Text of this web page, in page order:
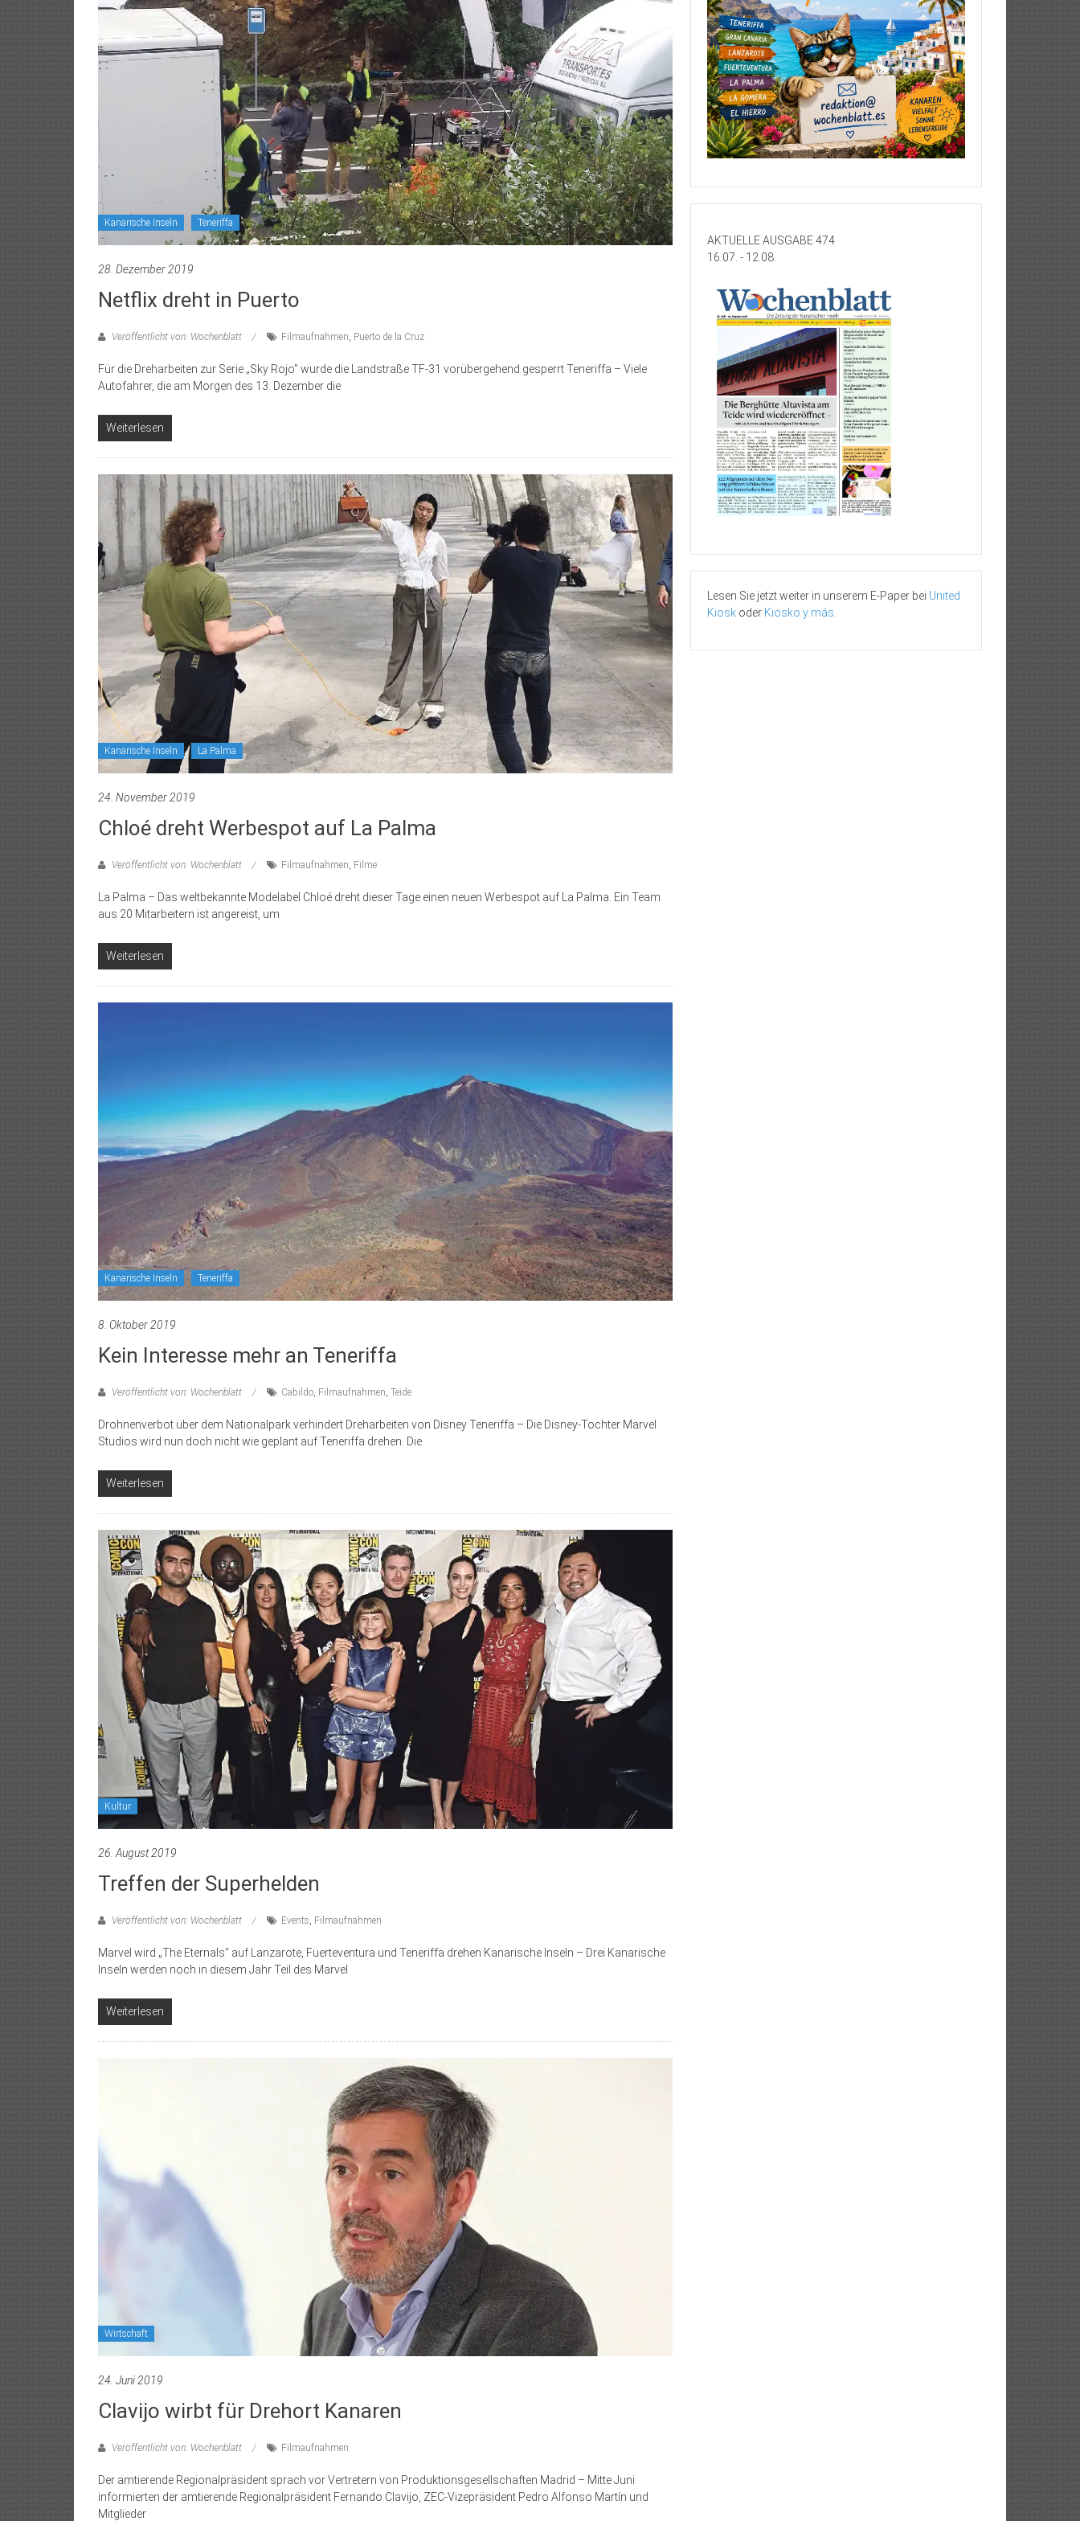
Kanarische Inseln Teneriffa
28. Dezember 2019
Netflix dreht in Puerto
Veröffentlicht von: Wochenblatt Filmaufnahmen, Puerto de la Cruz
Für die Dreharbeiten zur Serie „Sky Rojo” wurde die Landstraße TF-31 vorübergehend gesperrt Teneriffa – Viele
Autofahrer, die am Morgen des 13. Dezember die
Weiterlesen
Kanarische Inseln La Palma
24. November 2019
Chloé dreht Werbespot auf La Palma
Veröffentlicht von: Wochenblatt Filmaufnahmen, Filme
La Palma – Das weltbekannte Modelabel Chloé dreht dieser Tage einen neuen Werbespot auf La Palma. Ein Team
aus 20 Mitarbeitern ist angereist, um
Weiterlesen
Kanarische Inseln Teneriffa
8. Oktober 2019
Kein Interesse mehr an Teneriffa
Veröffentlicht von: Wochenblatt Cabildo, Filmaufnahmen, Teide
Drohnenverbot über dem Nationalpark verhindert Dreharbeiten von Disney Teneriffa – Die Disney-Tochter Marvel
Studios wird nun doch nicht wie geplant auf Teneriffa drehen. Die
Weiterlesen
Kultur
26. August 2019
Treffen der Superhelden
Veröffentlicht von: Wochenblatt Events Filmaufnahmen
Marvel wird „The Eternals“ auf Lanzarote, Fuerteventura und Teneriffa drehen Kanarische Inseln – Drei Kanarische
Inseln werden noch in diesem Jahr Teil des Marvel
Weiterlesen
Wirtschaft
24. Juni 2019
Clavijo wirbt für Drehort Kanaren
Veröffentlicht von: Wochenblatt Filmaufnahmen
Der amtierende Regionalpräsident sprach vor Vertretern von Produktionsgesellschaften Madrid – Mitte Juni
informierten der amtierende Regionalpräsident Fernando Clavijo, ZEC-Vizepräsident Pedro Alfonso Martín und
Mitglieder
AKTUELLE AUSGABE 474
16.07. - 12.08.
Lesen Sie jetzt weiter in unserem E-Paper bei United
Kiosk oder Kiosko y más